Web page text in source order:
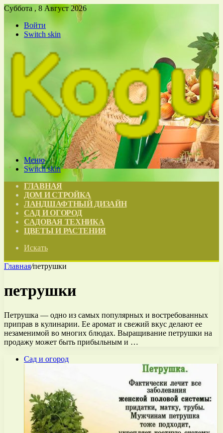
Суббота , 8 Август 2026
Войти
Switch skin
Меню
Switch skin
ГЛАВНАЯ
ДОМ И СТРОЙКА
ЛАНДШАФТНЫЙ ДИЗАЙН
САД И ОГОРОД
САДОВАЯ ТЕХНИКА
ЦВЕТЫ И РАСТЕНИЯ
Искать
Главная/петрушки
петрушки
Петрушка — одно из самых популярных и востребованных
приправ в кулинарии. Ее аромат и свежий вкус делают ее
незаменимой во многих блюдах. Выращивание петрушки на
продажу может быть прибыльным и …
Сад и огород